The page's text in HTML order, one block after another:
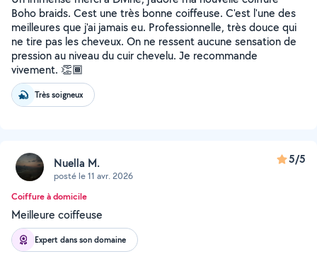
Boho braids. Cest une très bonne coiffeuse. C'est l'une des
meilleures que j'ai jamais eu. Professionnelle, très douce qui
ne tire pas les cheveux. On ne ressent aucune sensation de
pression au niveau du cuir chevelu. Je recommande
vivement. 👏🏾
Très soigneux
Nuella M.
posté le 11 avr. 2026
5/5
Coiffure à domicile
Meilleure coiffeuse
Expert dans son domaine